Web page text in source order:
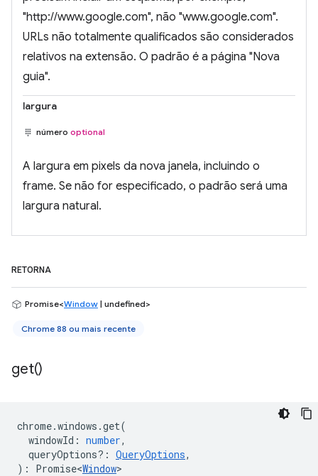
"http://www.google.com", não "www.google.com".
URLs não totalmente qualificados são considerados
relativos na extensão. O padrão é a página "Nova
guia".
largura
número optional
A largura em pixels da nova janela, incluindo o
frame. Se não for especificado, o padrão será uma
largura natural.
RETORNA
Promise<Window | undefined>
Chrome 88 ou mais recente
get()
chrome.windows .get(
windowId : number,
queryOptions? : QueryOptions,
) : Promise<Window>